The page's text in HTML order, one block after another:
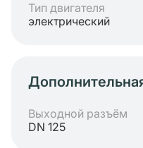
Тип двигателя
электрический
Выходной разъём
DN 125